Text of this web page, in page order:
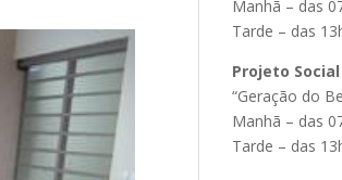
Manhã – das
Tarde – das
Projeto Social
“Geração do
Manhã – das
Tarde – das